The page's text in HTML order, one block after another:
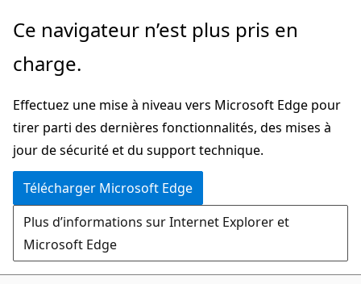
Passer
directement
au
principal
Ce navigateur n’est plus pris en
charge.
Effectuez une mise à niveau vers Microsoft Edge pour
tirer parti des dernières fonctionnalités, des mises à
jour de sécurité et du support technique.
Télécharger Microsoft Edge
Plus d’informations sur Internet Explorer et
Microsoft Edge